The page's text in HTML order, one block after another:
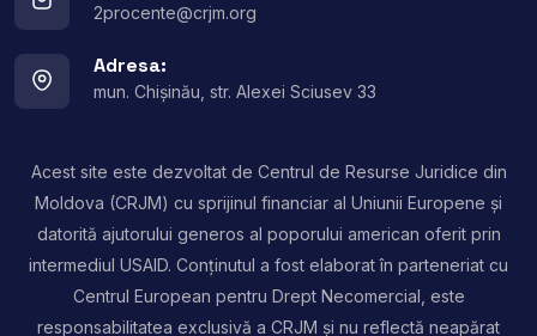
2procente@crjm.org
Adresa:
mun. Chișinău, str. Alexei Sciusev 33
Acest site este dezvoltat de Centrul de Resurse Juridice din
Moldova (CRJM) cu sprijinul financiar al Uniunii Europene și
datorită ajutorului generos al poporului american oferit prin
intermediul USAID. Conținutul a fost elaborat în parteneriat cu
Centrul European pentru Drept Necomercial, este
responsabilitatea exclusivă a CRJM și nu reflectă neapărat